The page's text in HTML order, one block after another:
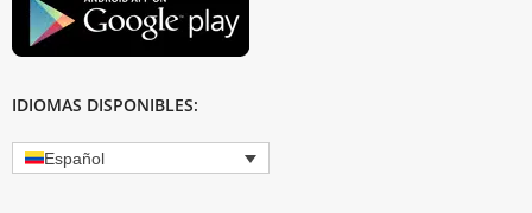
IDIOMAS DISPONIBLES:
Español